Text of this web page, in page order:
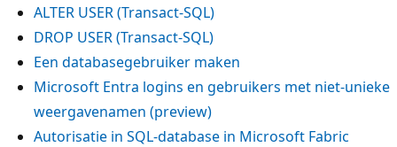
ALTER USER (Transact-SQL)
DROP USER (Transact-SQL)
Een databasegebruiker maken
Microsoft Entra logins en gebruikers met niet-unieke
weergavenamen (preview)
Autorisatie in SQL-database in Microsoft Fabric